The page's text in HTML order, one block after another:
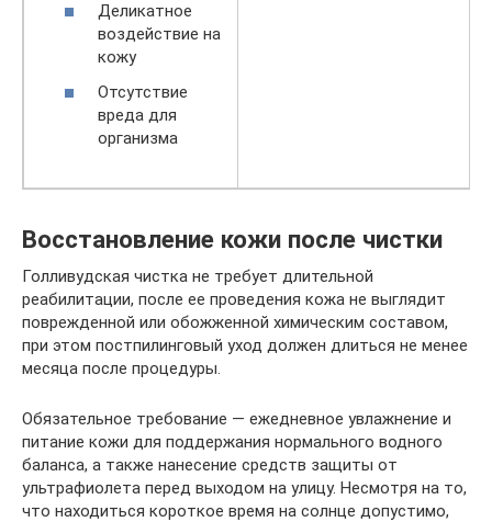
Деликатное
воздействие на
кожу
Отсутствие
вреда для
организма
Восстановление кожи после чистки
Голливудская чистка не требует длительной
реабилитации, после ее проведения кожа не выглядит
поврежденной или обожженной химическим составом,
при этом постпилинговый уход должен длиться не менее
месяца после процедуры.
Обязательное требование — ежедневное увлажнение и
питание кожи для поддержания нормального водного
баланса, а также нанесение средств защиты от
ультрафиолета перед выходом на улицу. Несмотря на то,
что находиться короткое время на солнце допустимо,